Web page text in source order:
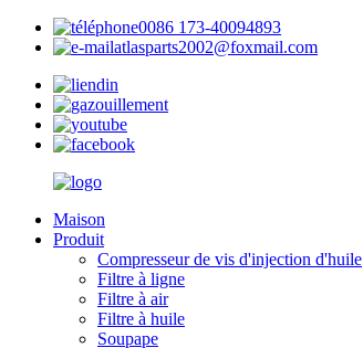
0086 173-40094893
atlasparts2002@foxmail.com
Maison
Produit
Compresseur de vis d'injection d'huile
Filtre à ligne
Filtre à air
Filtre à huile
Soupape